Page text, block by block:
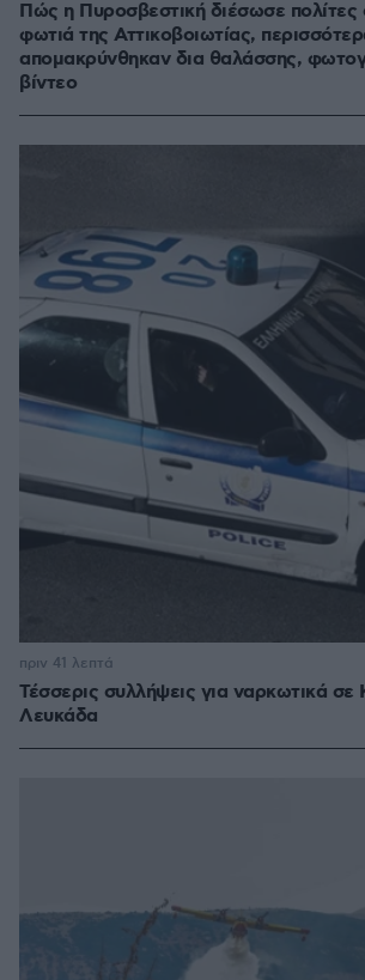
Πώς η Πυροσβεστική διέσωσε πολίτες
φωτιά της Αττικοβοιωτίας,
απομακρύνθηκαν δια θαλάσσης,
βίντεο
Τέσσερις συλλήψεις για ναρκωτικά σε
Λευκάδα
πριν 41 λεπτά